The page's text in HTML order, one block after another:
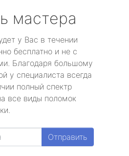
мастера
у Вас в течении
бесплатно и не с
Благодаря большому
у специалиста всегда
полный спектр
все виды поломок
Отправить